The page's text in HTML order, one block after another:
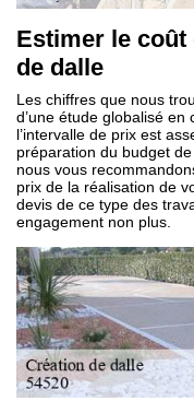
Estimer le coût
de dalle
Les chiffres que nous
d’une étude globalisé
l’intervalle de prix est
préparation du budget
nous vous
prix de la réalisation de
devis de ce type des
engagement non plus.